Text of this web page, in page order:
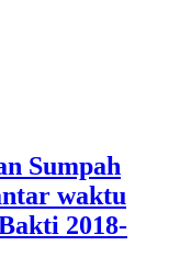
Sumpah
waktu
2018-